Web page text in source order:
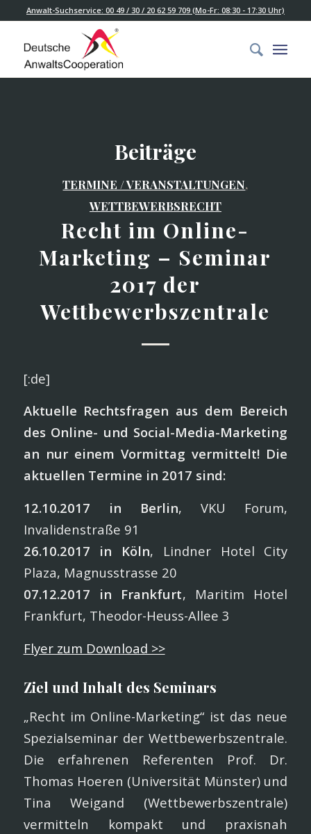
Anwalt-Suchservice: 00 49 / 30 / 20 62 59 709 (Mo-Fr: 08:30 - 17:30 Uhr)
Beiträge
TERMINE / VERANSTALTUNGEN,
WETTBEWERBSRECHT
Recht im Online-
Marketing – Seminar
2017 der
Wettbewerbszentrale
[:de]
Aktuelle Rechtsfragen aus dem Bereich
des Online- und Social-Media-Marketing
an nur einem Vormittag vermittelt! Die
aktuellen Termine in 2017 sind:
12.10.2017 in Berlin, VKU Forum,
Invalidenstraße 91
26.10.2017 in Köln, Lindner Hotel City
Plaza, Magnusstrasse 20
07.12.2017 in Frankfurt, Maritim Hotel
Frankfurt, Theodor-Heuss-Allee 3
Flyer zum Download >>
Ziel und Inhalt des Seminars
„Recht im Online-Marketing“ ist das neue
Spezialseminar der Wettbewerbszentrale.
Die erfahrenen Referenten Prof. Dr.
Thomas Hoeren (Universität Münster) und
Tina Weigand (Wettbewerbszentrale)
vermitteln kompakt und praxisnah